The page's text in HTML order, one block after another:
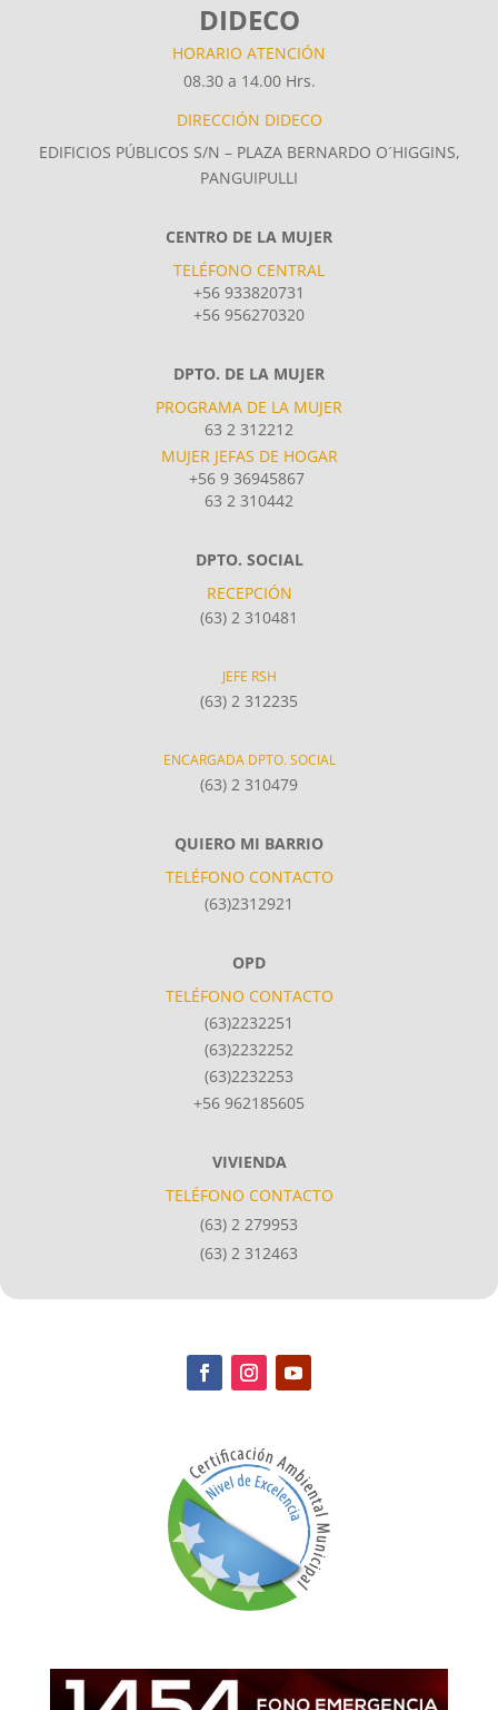
DIDECO
HORARIO ATENCIÓN
08.30 a 14.00 Hrs.
DIRECCIÓN DIDECO
EDIFICIOS PÚBLICOS S/N – PLAZA BERNARDO O´HIGGINS,
PANGUIPULLI
CENTRO DE LA MUJER
TELÉFONO CENTRAL
+56 933820731
+56 956270320
DPTO. DE LA MUJER
PROGRAMA DE LA MUJER
63 2 312212
MUJER JEFAS DE HOGAR
+56 9 36945867
63 2 310442
DPTO. SOCIAL
RECEPCIÓN
(63) 2 310481
JEFE RSH
(63) 2 312235
ENCARGADA DPTO. SOCIAL
(63) 2 310479
QUIERO MI BARRIO
TELÉFONO CONTACTO
(63)2312921
OPD
TELÉFONO CONTACTO
(63)2232251
(63)2232252
(63)2232253
+56 962185605
VIVIENDA
TELÉFONO CONTACTO
(63) 2 279953
(63) 2 312463